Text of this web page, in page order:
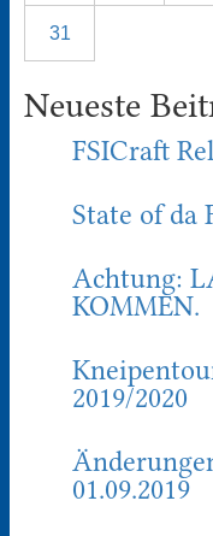
31
Neueste
FSICraft
State of da
Achtung:
KOMMEN.
2019/2020
01.09.2019